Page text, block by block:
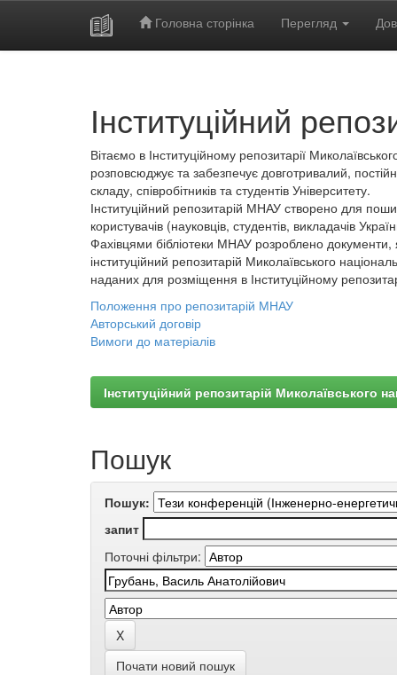
Головна сторінка Перегляд
Інституційний
Вітаємо в Інституційному репозитарії
розповсюджує та забезпечує довготривалий,
складу, співробітників та студентів Університету.
Інституційний репозитарій МНАУ створено для
користувачів (науковців, студентів, викладачів
Фахівцями бібліотеки МНАУ розроблено
інституційний репозитарій Миколаївського
наданих для розміщення в Інституційному
Положення про репозитарій МНАУ
Авторський договір
Вимоги до матеріалів
Інституційний репозитарій Миколаївського
Пошук
Пошук:
запит
Поточні фільтри:
Почати новий пошук